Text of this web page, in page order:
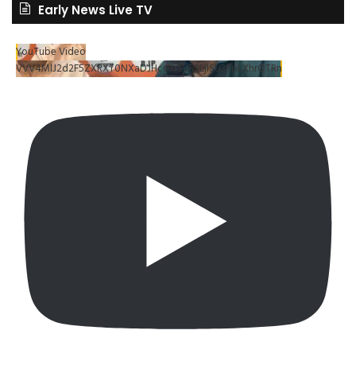
Early News Live TV
YouTube Video
VVV4MlJ2d2F5ZXRXT0NXaDJHc0xrSUR3LjlSU3RpLXhrOTRn